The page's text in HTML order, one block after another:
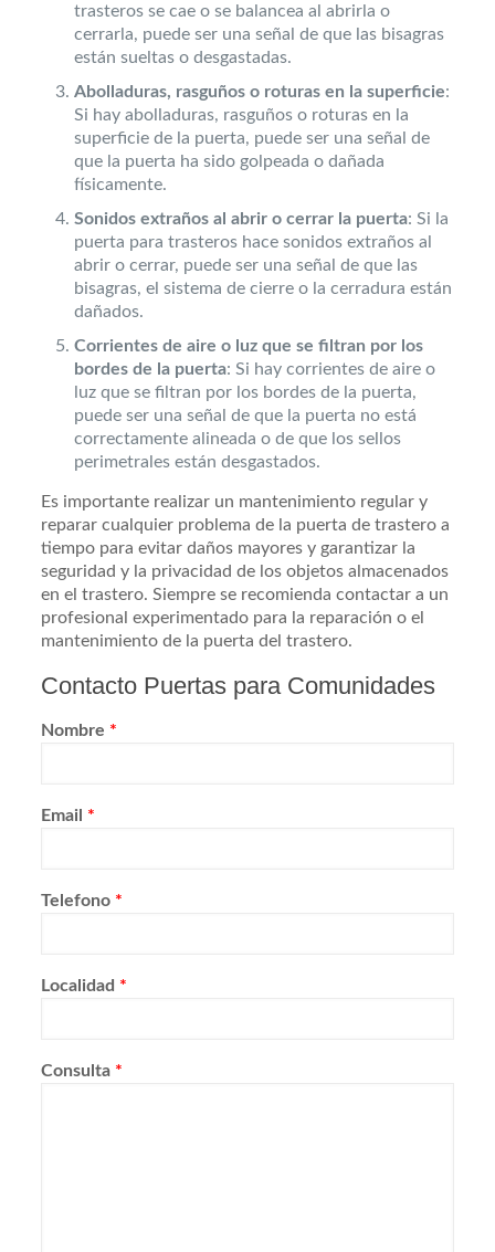
trasteros se cae o se balancea al abrirla o
cerrarla, puede ser una señal de que las bisagras
están sueltas o desgastadas.
Abolladuras, rasguños o roturas en la superficie:
Si hay abolladuras, rasguños o roturas en la
superficie de la puerta, puede ser una señal de
que la puerta ha sido golpeada o dañada
físicamente.
Sonidos extraños al abrir o cerrar la puerta: Si la
puerta para trasteros hace sonidos extraños al
abrir o cerrar, puede ser una señal de que las
bisagras, el sistema de cierre o la cerradura están
dañados.
Corrientes de aire o luz que se filtran por los
bordes de la puerta: Si hay corrientes de aire o
luz que se filtran por los bordes de la puerta,
puede ser una señal de que la puerta no está
correctamente alineada o de que los sellos
perimetrales están desgastados.
Es importante realizar un mantenimiento regular y
reparar cualquier problema de la puerta de trastero a
tiempo para evitar daños mayores y garantizar la
seguridad y la privacidad de los objetos almacenados
en el trastero. Siempre se recomienda contactar a un
profesional experimentado para la reparación o el
mantenimiento de la puerta del trastero.
Contacto Puertas para Comunidades
Nombre *
Email *
Telefono *
Localidad *
Consulta *